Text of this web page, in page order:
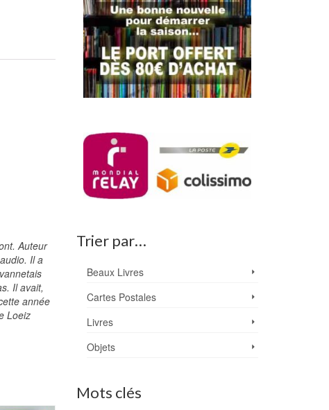
Auteur
Il a
Il avait,
année
Loeiz
Trier par…
Beaux Livres
Cartes Postales
Livres
Objets
Mots clés